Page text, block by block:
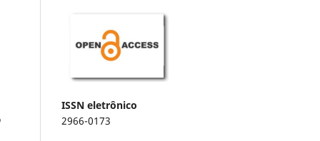
ISSN eletrônico
2966-0173